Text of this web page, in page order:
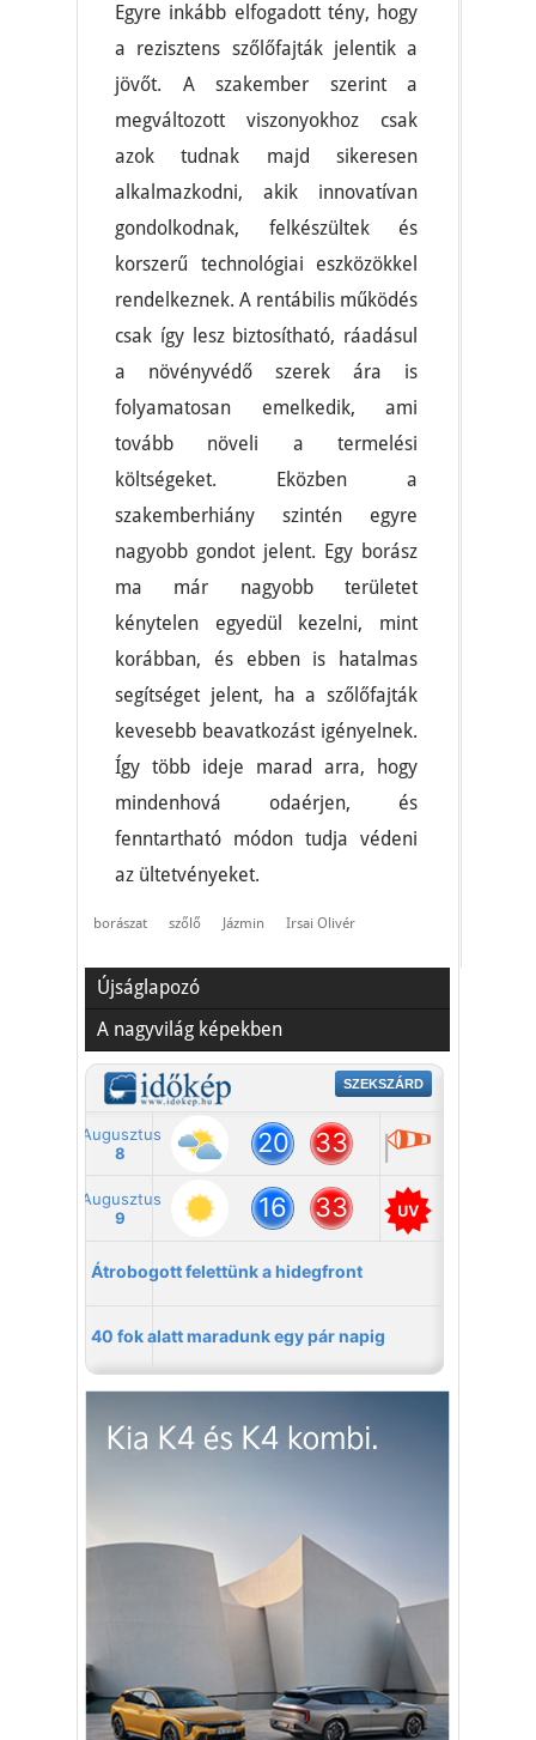
Egyre inkább elfogadott tény, hogy
a rezisztens szőlőfajták jelentik a
jövőt. A szakember szerint a
megváltozott viszonyokhoz csak
azok tudnak majd sikeresen
alkalmazkodni, akik innovatívan
gondolkodnak, felkészültek és
korszerű technológiai eszközökkel
rendelkeznek. A rentábilis működés
csak így lesz biztosítható, ráadásul
a növényvédő szerek ára is
folyamatosan emelkedik, ami
tovább növeli a termelési
költségeket. Eközben a
szakemberhiány szintén egyre
nagyobb gondot jelent. Egy borász
ma már nagyobb területet
kénytelen egyedül kezelni, mint
korábban, és ebben is hatalmas
segítséget jelent, ha a szőlőfajták
kevesebb beavatkozást igényelnek.
Így több ideje marad arra, hogy
mindenhová odaérjen, és
fenntartható módon tudja védeni
az ültetvényeket.
borászat szőlő Jázmin Irsai Olivér
Újságlapozó
A nagyvilág képekben